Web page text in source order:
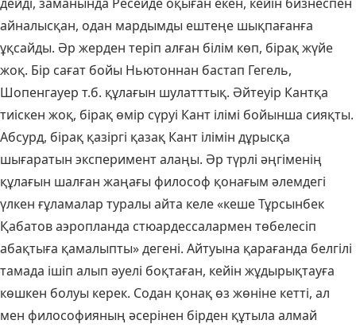
айналысқан, одан мардымды ештеңе шықпағанға
ұқсайды. Әр жерден теріп алған білім көп, бірақ жүйе
жоқ. Бір сағат бойы Ньютоннан бастап Гегель,
Шопенгауер т.б. құлағын шулатттық. Әйтеуір Кантқа
тиіскен жоқ, бірақ өмір сүруі Кант ілімі бойынша сияқты.
Абсурд, бірақ қазіргі қазақ Кант ілімін дұрысқа
шығаратын эксперимент алаңы. Әр түрлі әңгіменің
құлағын шалған жаңағы философ қонағым әлемдегі
үлкен ғұламалар туралы айта келе «кеше Тұрсынбек
Қабатов аэропланда стюардессалармен төбелесіп
абақтыға қамалыпты» дегені. Айтуына қарағанда белгілі
тамада ішіп алып әуелі боқтаған, кейін жұдырықтауға
көшкен болуы керек. Содан қонақ өз жөніне кетті, ал
мен философияның әсерінен бірден құтыла алмай